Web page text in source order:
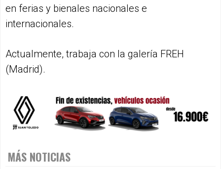
en ferias y bienales nacionales e
internacionales.
Actualmente, trabaja con la galería FREH
(Madrid).
MÁS NOTICIAS